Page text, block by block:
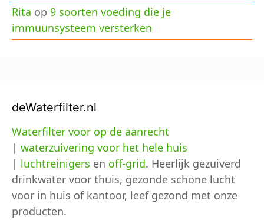
Rita op 9 soorten voeding die je
immuunsysteem versterken
deWaterfilter.nl
Waterfilter voor op de aanrecht
| waterzuivering voor het hele huis
| luchtreinigers en off-grid. Heerlijk gezuiverd
drinkwater voor thuis, gezonde schone lucht
voor in huis of kantoor, leef gezond met onze
producten.